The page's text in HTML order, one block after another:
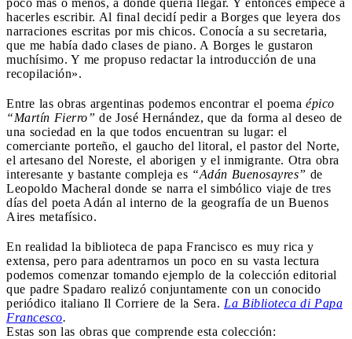
hacerles escribir. Al final decidí pedir a Borges que leyera dos
narraciones escritas por mis chicos. Conocía a su secretaria,
que me había dado clases de piano. A Borges le gustaron
muchísimo. Y me propuso redactar la introducción de una
recopilación».
Entre las obras argentinas podemos encontrar el poema épico
“Martín Fierro” de José Hernández, que da forma al deseo de
una sociedad en la que todos encuentran su lugar: el
comerciante porteño, el gaucho del litoral, el pastor del Norte,
el artesano del Noreste, el aborigen y el inmigrante. Otra obra
interesante y bastante compleja es “Adán Buenosayres” de
Leopoldo Macheral donde se narra el simbólico viaje de tres
días del poeta Adán al interno de la geografía de un Buenos
Aires metafísico.
En realidad la biblioteca de papa Francisco es muy rica y
extensa, pero para adentrarnos un poco en su vasta lectura
podemos comenzar tomando ejemplo de la colección editorial
que padre Spadaro realizó conjuntamente con un conocido
periódico italiano Il Corriere de la Sera. La Biblioteca di Papa
Francesco.
Estas son las obras que comprende esta colección: